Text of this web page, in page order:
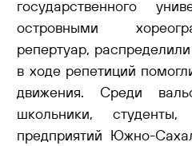
государственного
островными
репертуар,
в ходе репетиций
движения. Среди
школьники,
предприятий Южно-